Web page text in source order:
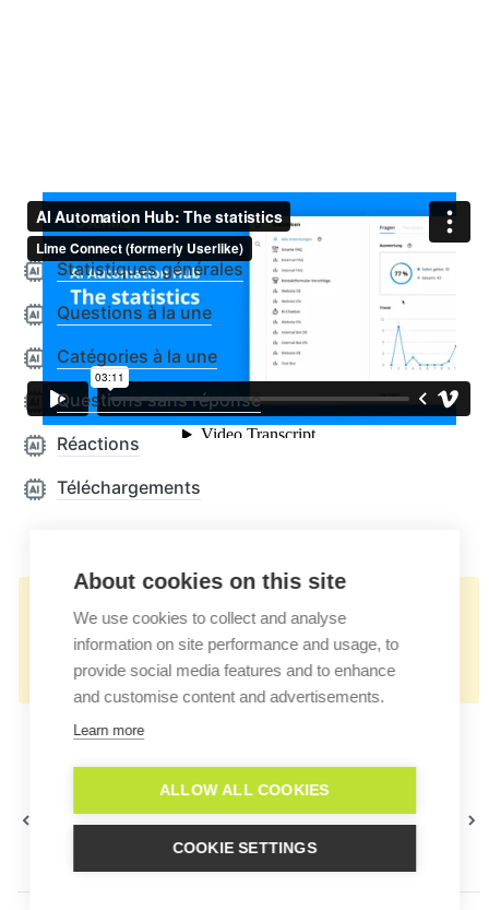
Statistiques générales
Questions à la une
Catégories à la une
Questions sans réponse
Réactions
Téléchargements
https://docs.userlike.com/features/ai-
automation-hub/statistics
About cookies on this site
We use cookies to collect and analyse
information on site performance and usage, to
provide social media features and to enhance
and customise content and advertisements.
Learn more
ALLOW ALL COOKIES
COOKIE SETTINGS